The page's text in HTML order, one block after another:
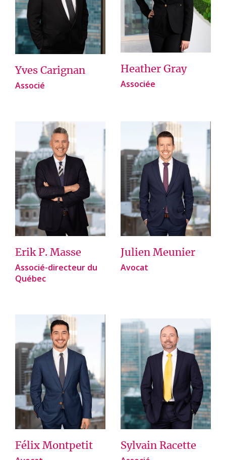
Yves Carignan
Associé
Heather Gray
Associée
Erik P. Masse
Associé-directeur du
Québec
Julien Meunier
Avocat
Félix Montpetit Sylvain Racette